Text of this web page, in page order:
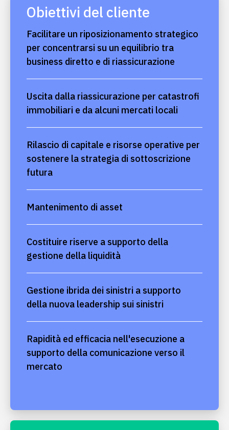
Obiettivi del cliente
Facilitare un riposizionamento strategico
per concentrarsi su un equilibrio tra
business diretto e di riassicurazione
Uscita dalla riassicurazione per catastrofi
immobiliari e da alcuni mercati locali
Rilascio di capitale e risorse operative per
sostenere la strategia di sottoscrizione
futura
Mantenimento di asset
Costituire riserve a supporto della
gestione della liquidità
Gestione ibrida dei sinistri a supporto
della nuova leadership sui sinistri
Rapidità ed efficacia nell'esecuzione a
supporto della comunicazione verso il
mercato